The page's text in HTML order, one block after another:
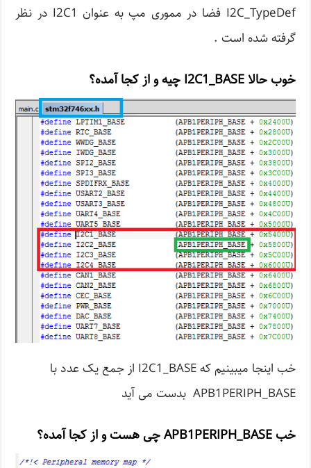
I2C_TypeDef فضا در مموری مپ به عنوان I2C1 در نظر
گرفته شده است .
خوب حالا I2C1_BASE چیه و از کجا آمده؟
خب اینجا میبینیم که I2C1_BASE از جمع یک عدد با
APB1PERIPH_BASE بدست می آید
خب APB1PERIPH_BASE چی هست و از کجا آمده؟